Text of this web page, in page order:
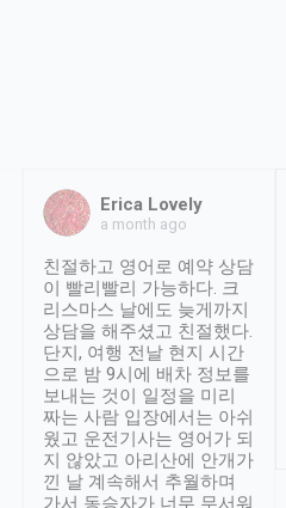
Erica Lovely
a month ago
친절하고 영어로 예약 상담
이 빨리빨리 가능하다. 크
리스마스 날에도 늦게까지
상담을 해주셨고 친절했다.
단지, 여행 전날 현지 시간
으로 밤 9시에 배차 정보를
보내는 것이 일정을 미리
짜는 사람 입장에서는 아쉬
웠고 운전기사는 영어가 되
지 않았고 아리산에 안개가
낀 날 계속해서 추월하며